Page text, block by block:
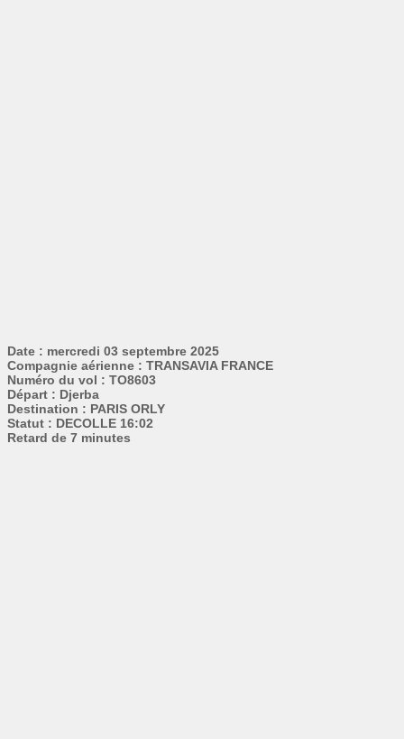
Date : mercredi 03 septembre 2025
Compagnie aérienne : TRANSAVIA FRANCE
Numéro du vol : TO8603
Départ : Djerba
Destination : PARIS ORLY
Statut : DECOLLE 16:02
Retard de 7 minutes